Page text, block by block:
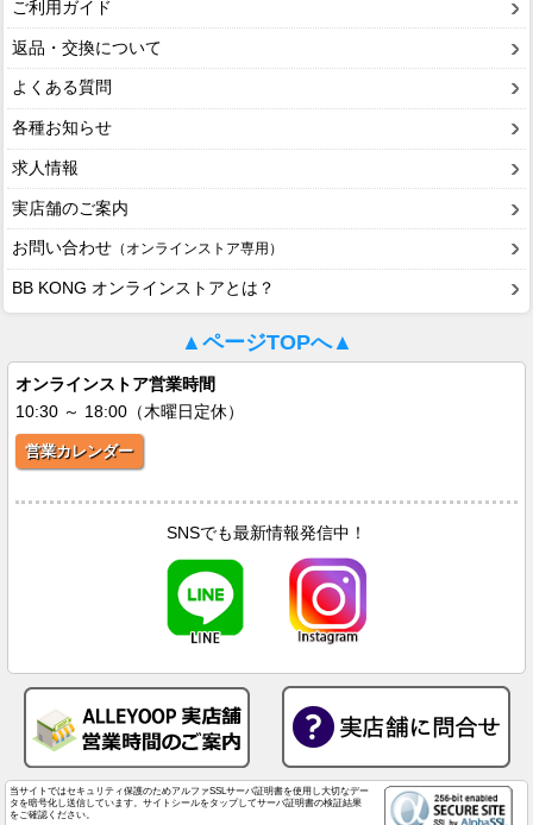
ご利用ガイド
返品・交換について
よくある質問
各種お知らせ
求人情報
実店舗のご案内
お問い合わせ （オンラインストア専用）
BB KONG オンラインストアとは？
▲ページTOPへ▲
オンラインストア営業時間
10:30 ～ 18:00（木曜日定休）
営業カレンダー
SNSでも最新情報発信中！
当サイトではセキュリティ保護のためアルファSSLサーバ証明書を使用し大切なデー
タを暗号化し送信しています。サイトシールをタップしてサーバ証明書の検証結果
をご確認ください。